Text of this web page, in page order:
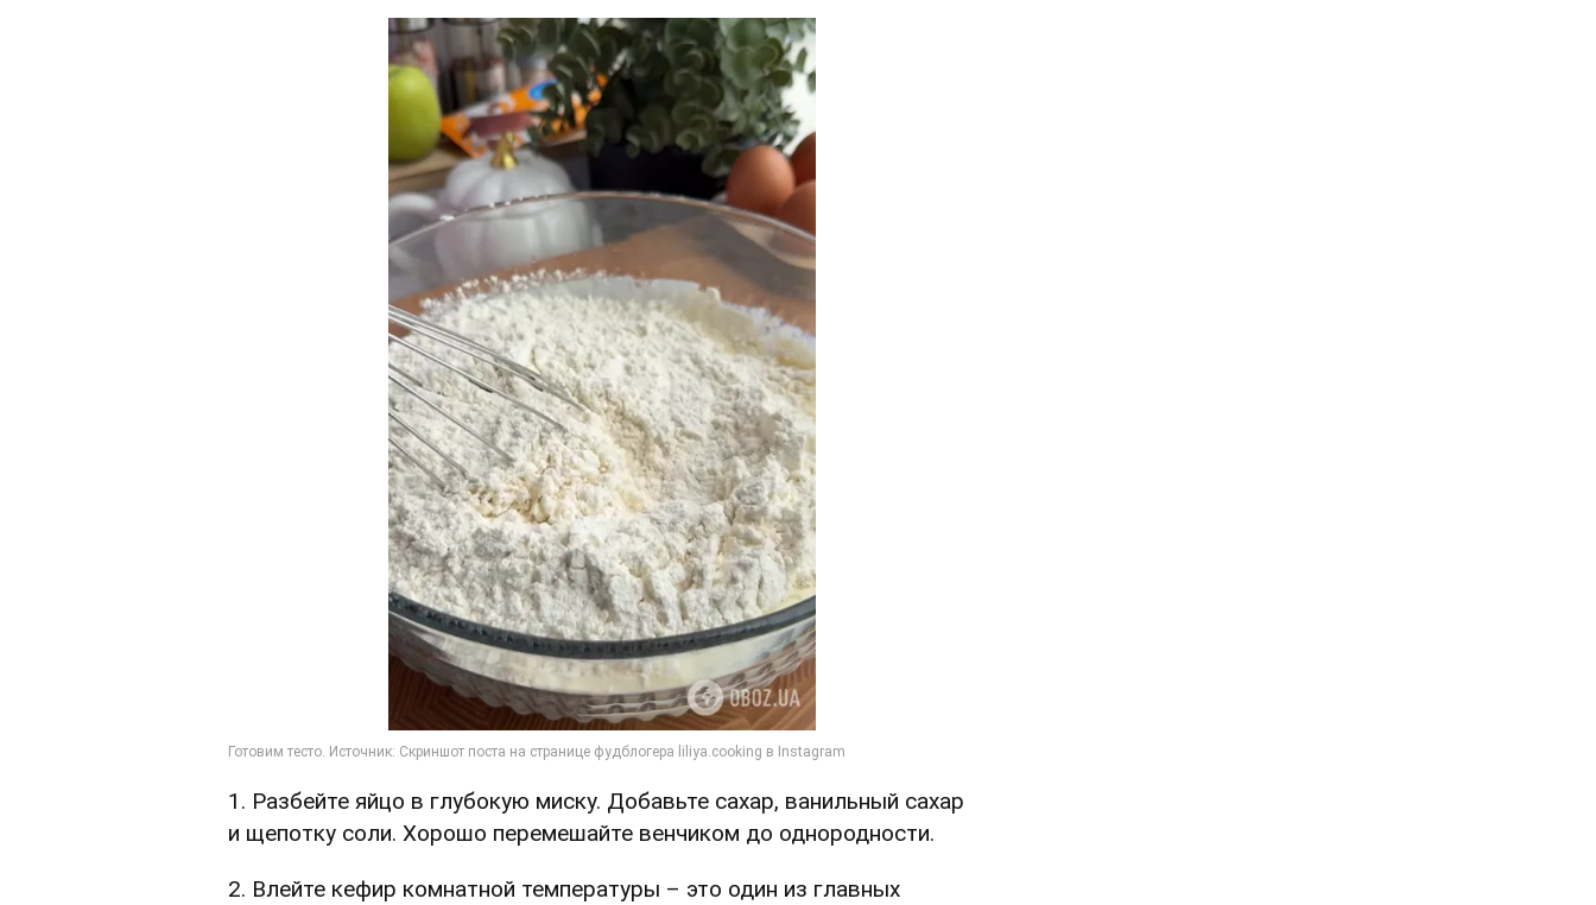
1. Разбейте яйцо в глубокую миску. Добавьте сахар, ванильный сахар
и щепотку соли. Хорошо перемешайте венчиком до однородности.
2. Влейте кефир комнатной температуры – это один из главных